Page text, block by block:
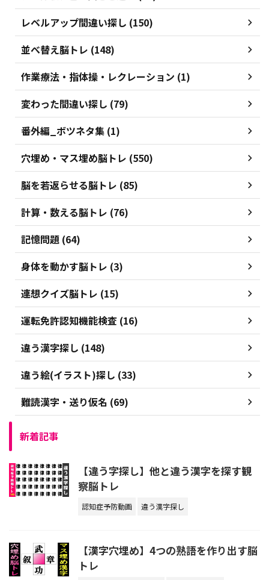
レベルアップ間違い探し (150)
並べ替え脳トレ (148)
作業療法・指体操・レクレーション (1)
変わった間違い探し (79)
番外編_ボツネタ集 (1)
穴埋め・マス埋め脳トレ (550)
脳を若返らせる脳トレ (85)
計算・数える脳トレ (76)
記憶問題 (64)
身体を動かす脳トレ (3)
連想クイズ脳トレ (15)
運転免許認知機能検査 (16)
違う漢字探し (148)
違う絵(イラスト)探し (33)
難読漢字・送り仮名 (69)
新着記事
【違う字探し】他と違う漢字を探す観
察脳トレ
認知症予防動画 違う漢字探し
【漢字穴埋め】4つの熟語を作り出す脳
トレ